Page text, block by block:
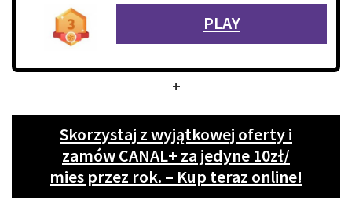
PLAY
+
Skorzystaj z wyjątkowej oferty i
zamów CANAL+ za jedyne 10zł/
mies przez rok. – Kup teraz online!